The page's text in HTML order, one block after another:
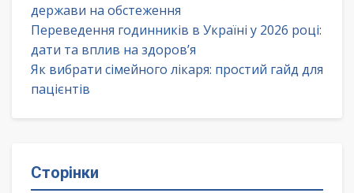
держави на обстеження
Переведення годинників в Україні у 2026 році:
дати та вплив на здоров’я
Як вибрати сімейного лікаря: простий гайд для
пацієнтів
Сторінки